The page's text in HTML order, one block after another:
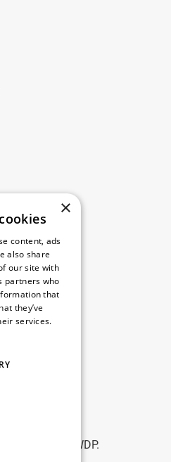
vă la
de Marketing WDP.
×
content, ads
also share
our site with
partners who
that
they’ve
services.